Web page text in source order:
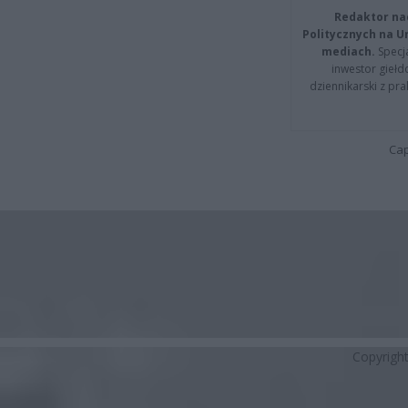
Redaktor
Politycznych na
mediach.
inwestor
dziennikarski z